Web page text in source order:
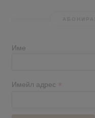
Име
Имейл адрес *